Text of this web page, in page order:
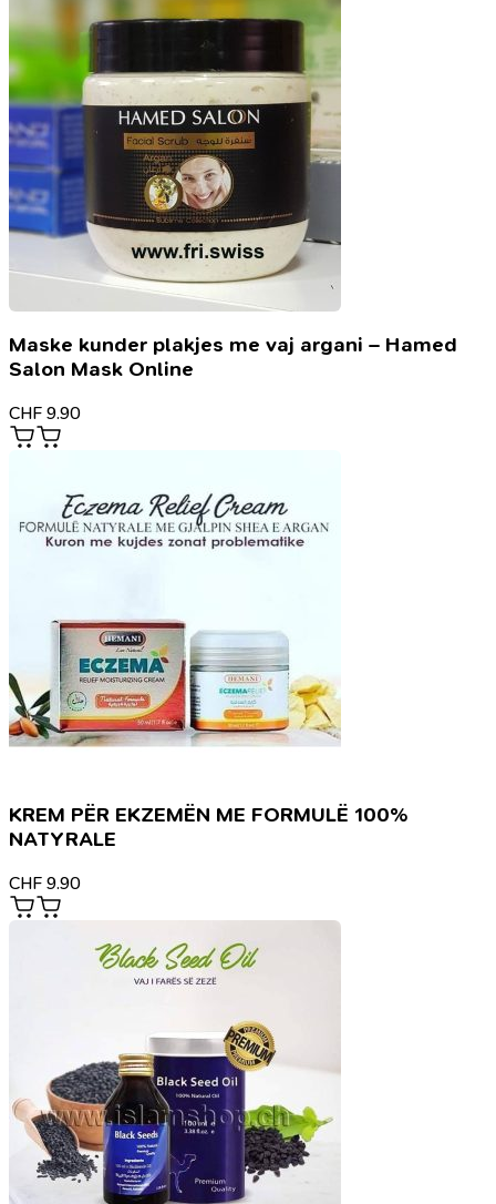
Maske kunder plakjes me vaj argani – Hamed
Salon Mask Online
CHF 9.90
KREM PËR EKZEMËN ME FORMULË 100%
NATYRALE
CHF 9.90